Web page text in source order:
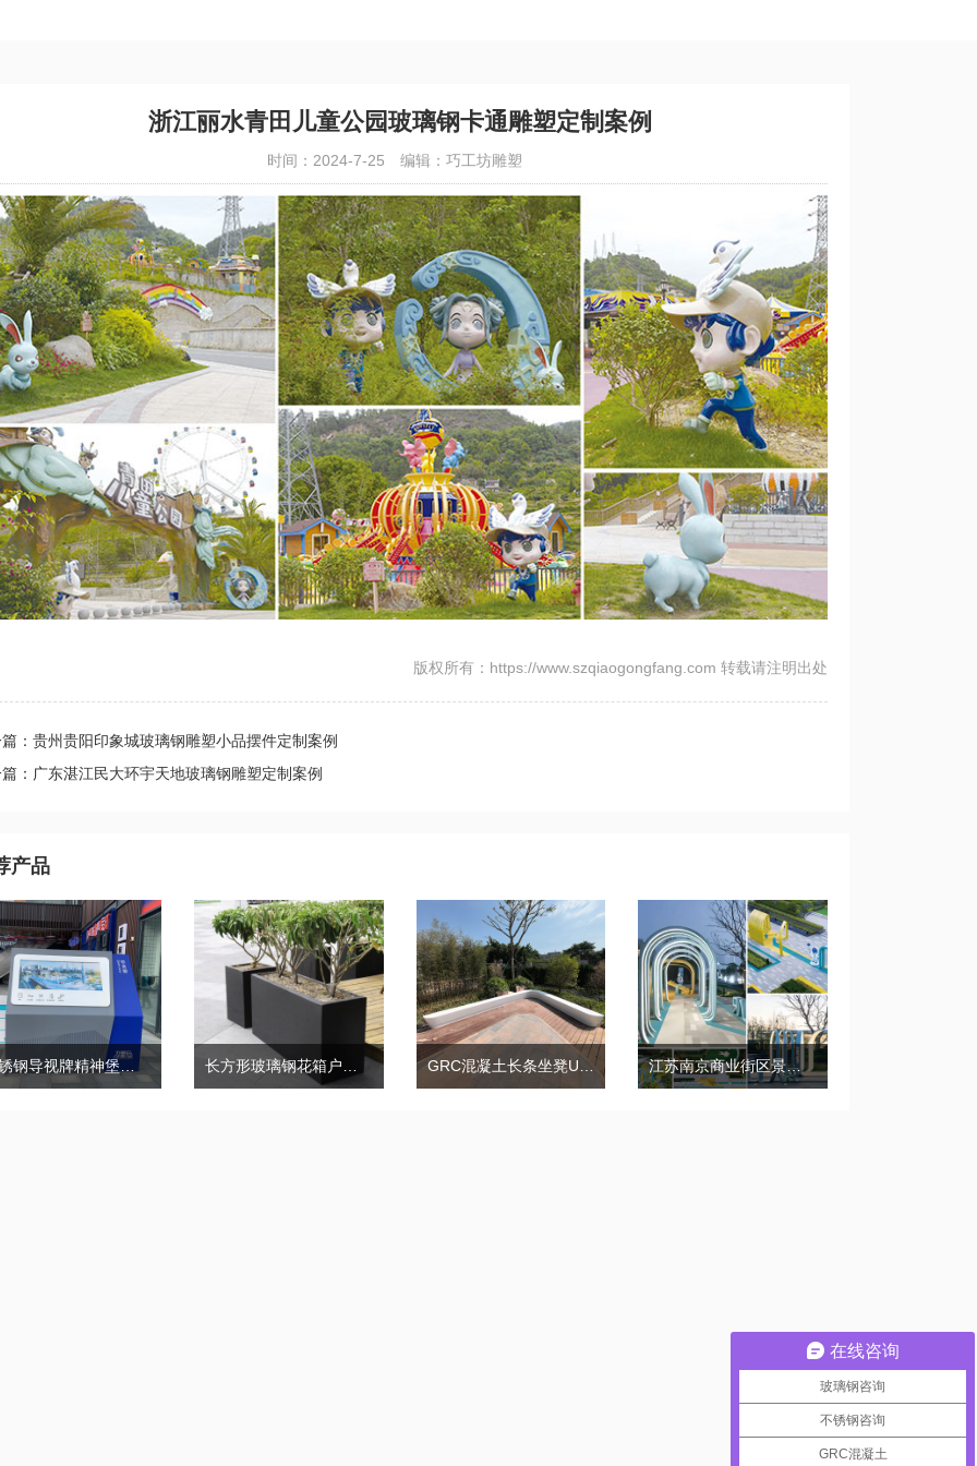
浙江丽水青田儿童公园玻璃钢卡通雕塑定制案例
时间：2024-7-25 编辑：巧工坊雕塑
版权所有：https://www.szqiaogongfang.com 转载请注明出处
：贵州贵阳印象城玻璃钢雕塑小品摆件定制案例
：广东湛江民大环宇天地玻璃钢雕塑定制案例
产品
不锈钢导视牌精神堡垒广告标识标牌 长方形玻璃钢花箱户外商业街市政景观花箱 GRC混凝土长条坐凳UHPC树池花坛座椅 江苏南京商业街区景观美陈制作案例
在线咨询
玻璃钢咨询
不锈钢咨询
GRC混凝土